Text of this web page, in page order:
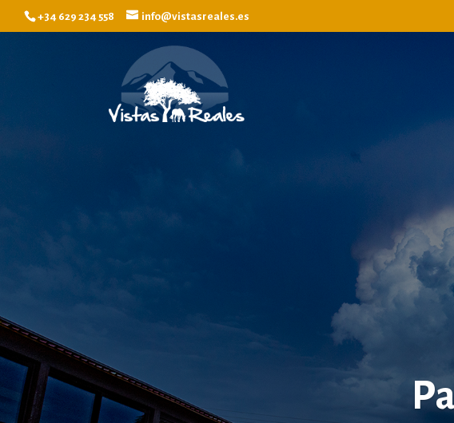
+34 629 234 558 info@vistasreales.es